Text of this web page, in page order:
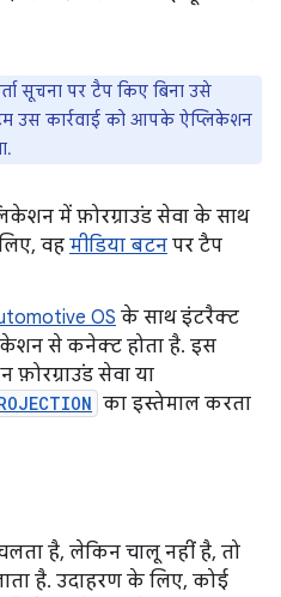
सूचना पर टैप किए बिना उसे
उस कार्रवाई को आपके ऐप्लिकेशन
में फ़ोरग्राउंड सेवा के साथ
वह मीडिया बटन पर टैप
OS के साथ इंटरैक्ट
से कनेक्ट होता है. इस
सेवा या
का इस्तेमाल करता
है, लेकिन चालू नहीं है, तो
है. उदाहरण के लिए, कोई